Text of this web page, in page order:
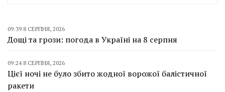
09:39 8 СЕРПНЯ, 2026
Дощі та грози: погода в Україні на 8 серпня
09:24 8 СЕРПНЯ, 2026
Цієї ночі не було збито жодної ворожої балістичної
ракети